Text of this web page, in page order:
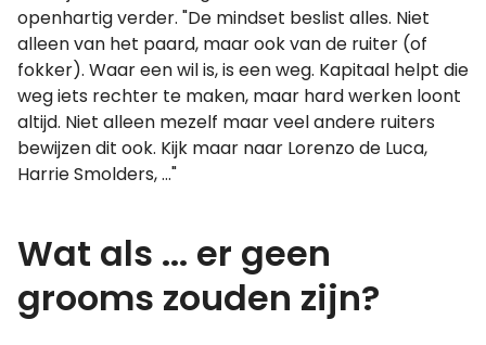
openhartig verder. "De mindset beslist alles. Niet
alleen van het paard, maar ook van de ruiter (of
fokker). Waar een wil is, is een weg. Kapitaal helpt die
weg iets rechter te maken, maar hard werken loont
altijd. Niet alleen mezelf maar veel andere ruiters
bewijzen dit ook. Kijk maar naar Lorenzo de Luca,
Harrie Smolders, ..."
Wat als ... er geen
grooms zouden zijn?